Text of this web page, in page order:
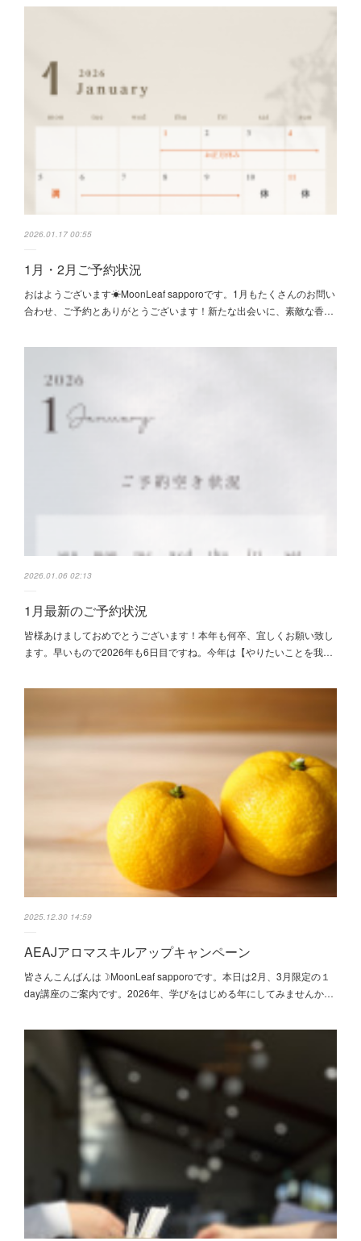
2026.01.17 00:55
1月・2月ご予約状況
おはようございます☀MoonLeaf sapporoです。1月もたくさんのお問い
合わせ、ご予約とありがとうございます！新たな出会いに、素敵な香…
2026.01.06 02:13
1月最新のご予約状況
皆様あけましておめでとうございます！本年も何卒、宜しくお願い致し
ます。早いもので2026年も6日目ですね。今年は【やりたいことを我…
2025.12.30 14:59
AEAJアロマスキルアップキャンペーン
皆さんこんばんは☽MoonLeaf sapporoです。本日は2月、3月限定の１
day講座のご案内です。2026年、学びをはじめる年にしてみませんか…